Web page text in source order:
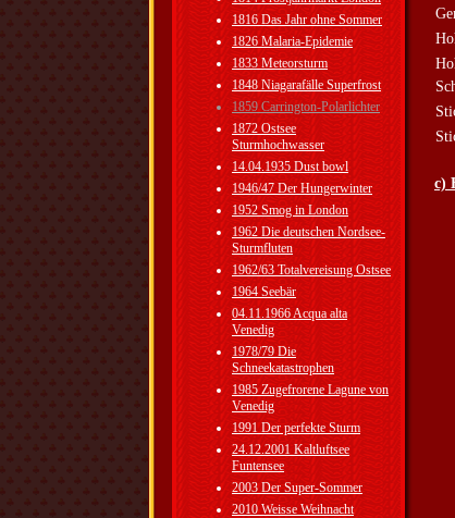
1816 Das Jahr ohne Sommer
1826 Malaria-Epidemie
1833 Meteorsturm
1848 Niagarafälle Superfrost
1859 Carrington-Polarlichter
1872 Ostsee
Sturmhochwasser
14.04.1935 Dust bowl
1946/47 Der Hungerwinter
1952 Smog in London
1962 Die deutschen Nordsee-
Sturmfluten
1962/63 Totalvereisung Ostsee
1964 Seebär
04.11.1966 Acqua alta
Venedig
1978/79 Die
Schneekatastrophen
1985 Zugefrorene Lagune von
Venedig
1991 Der perfekte Sturm
24.12.2001 Kaltluftsee
Funtensee
2003 Der Super-Sommer
2010 Weisse Weihnacht
c)